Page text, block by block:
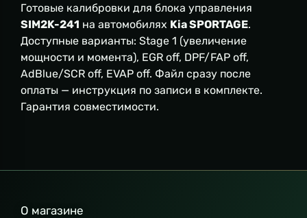
Готовые калибровки для блока управления
SIM2K-241 на автомобилях Kia SPORTAGE.
Доступные варианты: Stage 1 (увеличение
мощности и момента), EGR off, DPF/FAP off,
AdBlue/SCR off, EVAP off. Файл сразу после
оплаты — инструкция по записи в комплекте.
Гарантия совместимости.
О магазине